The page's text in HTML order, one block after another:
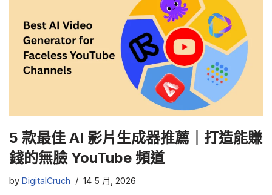
5 款最佳 AI 影片生成器推薦｜打造能賺
錢的無臉 YouTube 頻道
by DigitalCruch 14 5 月, 2026